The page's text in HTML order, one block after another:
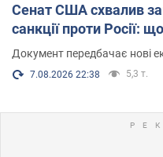
Сенат США схвалив
санкції проти Росії:
Документ передбачає нові
7.08.2026 22:38 5,3 т.